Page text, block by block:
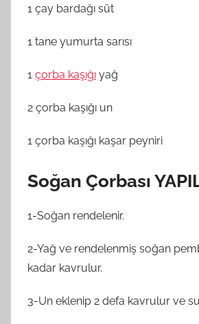
1 çay bardağı süt
1 tane yumurta sarısı
1 çorba kaşığı yağ
2 çorba kaşığı un
1 çorba kaşığı kaşar peyniri
Soğan Çorbası
1-Soğan rendelenir.
2-Yağ ve rendelenmiş soğan
kadar kavrulur.
3-Un eklenip 2 defa kavrulur ve